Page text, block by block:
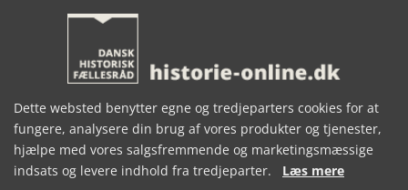
mod at blive konge. Men det er en sti præget af fare.
Walisiske nationalister har anbragt fire bomber, der hvor
dilemma, som alle kongelige står over for; kærlighed eller
[Historie-online.dk, den 21. maj 2024]
Dette websted benytter egne og tredjeparters cookies for at
fungere, analysere din brug af vores produkter og tjenester,
hjælpe med vores salgsfremmende og marketingsmæssige
indsats og levere indhold fra tredjeparter. Læs mere